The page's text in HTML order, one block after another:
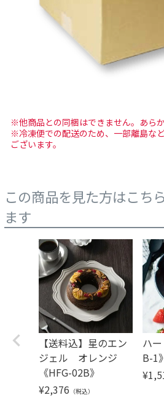
※他商品との同梱はできません。あら
※冷凍便での配送のため、一部離島な
ございます。
この商品を見た方はこち
ます
【送料込】星のエン
ジェル オレンジ
《HFG-02B》
¥2,376 （税込）
ハ
B-1》
¥